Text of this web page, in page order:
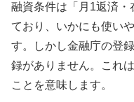
融資条件は「月1返済・
ており、いかにも使い
す。しかし金融庁の登
録がありません。これは
ことを意味します。